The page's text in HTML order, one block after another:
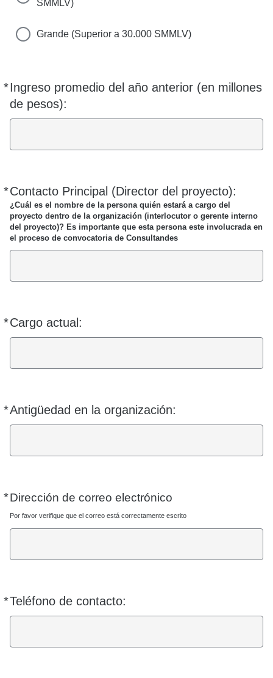
SMMLV)
Grande (Superior a 30.000 SMMLV)
*Ingreso promedio del año anterior (en millones
de pesos):
Requerido
*Contacto Principal (Director del proyecto):
¿Cuál es el nombre de la persona quién estará a cargo del
proyecto dentro de la organización (interlocutor o gerente interno
del proyecto)? Es importante que esta persona este involucrada en
el proceso de convocatoria de Consultandes
Requerido
*Cargo actual:
Requerido
*Antigüedad en la organización:
Requerido
*Dirección de correo electrónico
Por favor verifique que el correo está correctamente escrito
Requerido
*Teléfono de contacto:
Requerido